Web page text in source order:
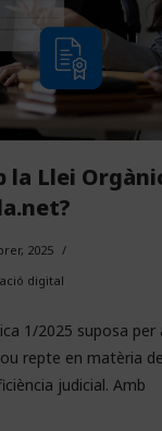
la Llei
2025
digital
1/2025 suposa per
repte en matèria de
judicial. Amb